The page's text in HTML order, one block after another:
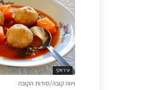
עיראקי
ויווה קובה/סודות הקובה